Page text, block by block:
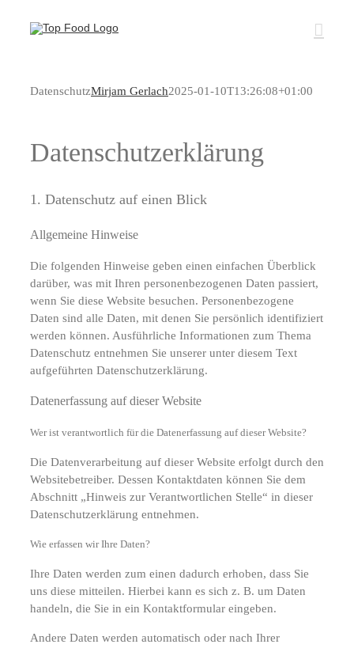
Inhalt
DatenschutzMirjam Gerlach2025-01-10T13:26:08+01:00
Datenschutz­erklärung
1. Datenschutz auf einen Blick
Allgemeine Hinweise
Die folgenden Hinweise geben einen einfachen Überblick
darüber, was mit Ihren personenbezogenen Daten passiert,
wenn Sie diese Website besuchen. Personenbezogene
Daten sind alle Daten, mit denen Sie persönlich identifiziert
werden können. Ausführliche Informationen zum Thema
Datenschutz entnehmen Sie unserer unter diesem Text
aufgeführten Datenschutzerklärung.
Datenerfassung auf dieser Website
Wer ist verantwortlich für die Datenerfassung auf dieser Website?
Die Datenverarbeitung auf dieser Website erfolgt durch den
Websitebetreiber. Dessen Kontaktdaten können Sie dem
Abschnitt „Hinweis zur Verantwortlichen Stelle“ in dieser
Datenschutzerklärung entnehmen.
Wie erfassen wir Ihre Daten?
Ihre Daten werden zum einen dadurch erhoben, dass Sie
uns diese mitteilen. Hierbei kann es sich z. B. um Daten
handeln, die Sie in ein Kontaktformular eingeben.
Andere Daten werden automatisch oder nach Ihrer